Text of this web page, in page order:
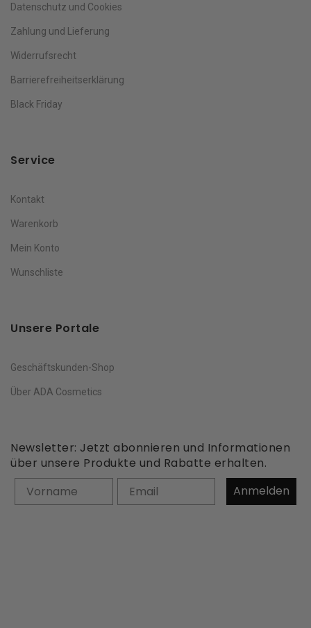
Datenschutz und Cookies
Zahlung und Lieferung
Widerrufsrecht
Barrierefreiheitserklärung
Black Friday
Service
Kontakt
Warenkorb
Mein Konto
Wunschliste
Unsere Portale
Geschäftskunden-Shop
Über ADA Cosmetics
Newsletter: Jetzt abonnieren und Informationen
über unsere Produkte und Rabatte erhalten.
Vorname
Anmelden